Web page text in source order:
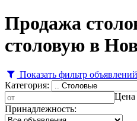
Продажа
столовую в
Показать фильтр объявлений
Категория:
Цена
Принадлежность: